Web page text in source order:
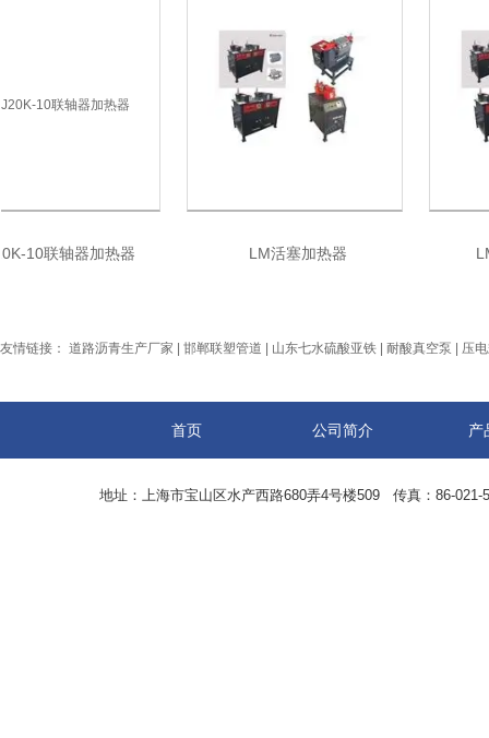
联轴器加热器 LM活塞加热器 LM
友情链接： 道路沥青生产厂家 邯郸联塑管道 山东七水硫酸亚铁 耐酸真空泵 压
首页 公司简介 产
地址：上海市宝山区水产西路680弄4号楼509 传真：86-